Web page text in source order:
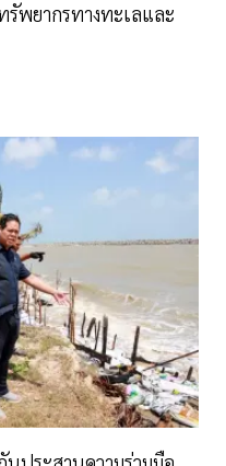
รัพยากรทางทะเลและ